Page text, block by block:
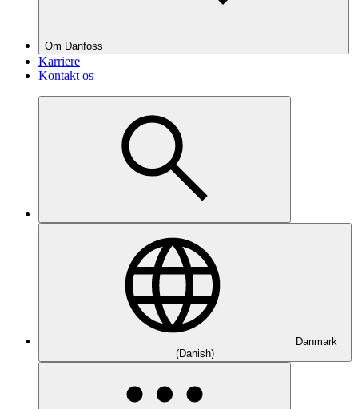
Om Danfoss
Karriere
Kontakt os
Danmark
(Danish)